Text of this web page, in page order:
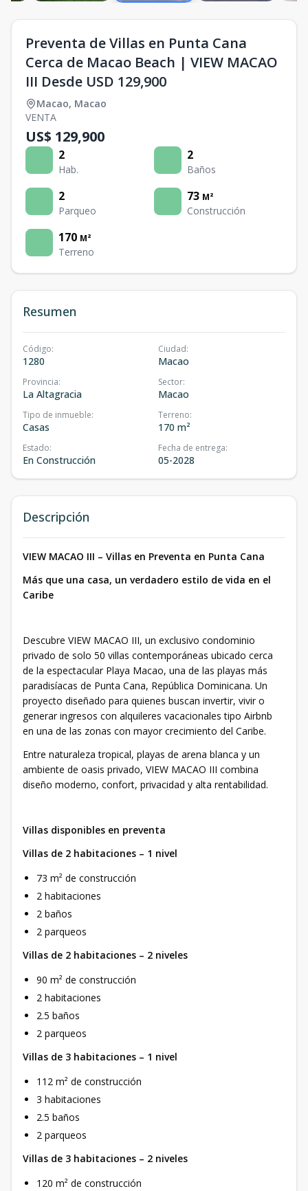
Preventa de Villas en Punta Cana
Cerca de Macao Beach | VIEW MACAO
III Desde USD 129,900
Macao, Macao
VENTA
US$ 129,900
2
Hab.
2
Baños
2
Parqueo
73 M²
Construcción
170 M²
Terreno
Resumen
Código:
1280
Ciudad:
Macao
Provincia:
La Altagracia
Sector:
Macao
Tipo de inmueble:
Casas
Terreno:
170 m²
Estado:
En Construcción
Fecha de entrega:
05-2028
Descripción
VIEW MACAO III – Villas en Preventa en Punta Cana
Más que una casa, un verdadero estilo de vida en el
Caribe
Descubre VIEW MACAO III, un exclusivo condominio
privado de solo 50 villas contemporáneas ubicado cerca
de la espectacular Playa Macao, una de las playas más
paradisíacas de Punta Cana, República Dominicana. Un
proyecto diseñado para quienes buscan invertir, vivir o
generar ingresos con alquileres vacacionales tipo Airbnb
en una de las zonas con mayor crecimiento del Caribe.
Entre naturaleza tropical, playas de arena blanca y un
ambiente de oasis privado, VIEW MACAO III combina
diseño moderno, confort, privacidad y alta rentabilidad.
Villas disponibles en preventa
Villas de 2 habitaciones – 1 nivel
73 m² de construcción
2 habitaciones
2 baños
2 parqueos
Villas de 2 habitaciones – 2 niveles
90 m² de construcción
2 habitaciones
2.5 baños
2 parqueos
Villas de 3 habitaciones – 1 nivel
112 m² de construcción
3 habitaciones
2.5 baños
2 parqueos
Villas de 3 habitaciones – 2 niveles
120 m² de construcción